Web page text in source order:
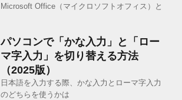
Microsoft Office（マイクロソフトオフィス）と
パソコンで「かな入力」と「ロー
マ字入力」を切り替える方法
（2025版）
日本語を入力する際、かな入力とローマ字入力
のどちらを使うかは